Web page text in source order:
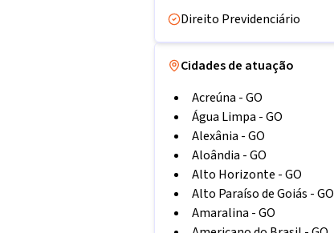
Direito Previdenciário
Cidades de atuação
Acreúna -GO
Água Limpa -GO
Alexânia -GO
Aloândia -GO
Alto Horizonte -GO
Alto Paraíso de Goiás -GO
Amaralina -GO